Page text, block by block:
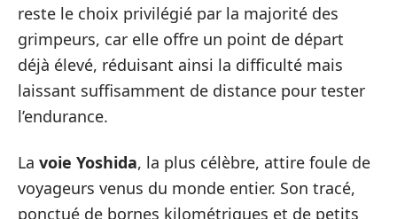
reste le choix privilégié par la majorité des
grimpeurs, car elle offre un point de départ
déjà élevé, réduisant ainsi la difficulté mais
laissant suffisamment de distance pour tester
l’endurance.
La voie Yoshida, la plus célèbre, attire foule de
voyageurs venus du monde entier. Son tracé,
ponctué de bornes kilométriques et de petits